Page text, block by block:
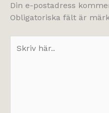
Din e-postadress
Obligatoriska fält är
här..